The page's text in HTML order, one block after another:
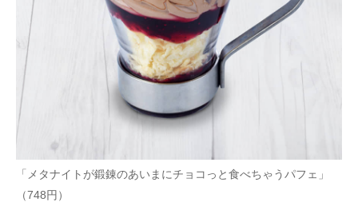
「メタナイトが鍛錬のあいまにチョコっと食べちゃうパフェ」
（748円）